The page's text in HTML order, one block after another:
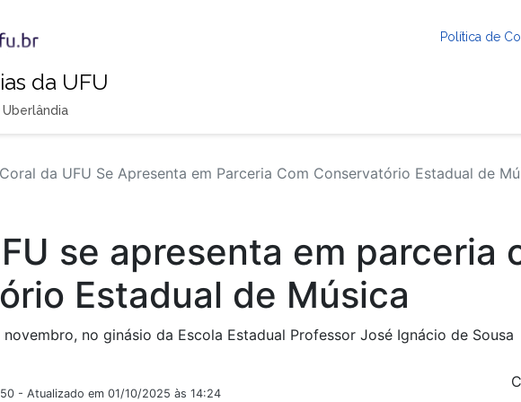
Política de
da UFU
Coral da UFU Se Apresenta em Parceria Com Conservatório Estadual de
se apresenta em parceria
Estadual de Música
no ginásio da Escola Estadual Professor José Ignácio de Sousa
- Atualizado em 01/10/2025 às 14:24